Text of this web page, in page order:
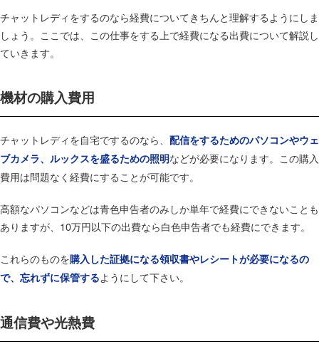
チャットレディをするのなら経費についてきちんと理解するようにしま
しょう。ここでは、この仕事をする上で経費になる出費について解説し
ていきます。
機材の購入費用
チャットレディを自宅でするのなら、 配信をするためのパソコンやウェ
ブカメラ、ルックスを盛るための照明などが必要になります。この購入
費用は問題なく経費にすることが可能です。
高額なパソコンなどは青色申告者のみしか単年で経費にできないことも
ありますが、10万円以下の出費なら白色申告者でも経費にできます。
これらのものを購入した証拠になる領収書やレシートが必要になるの
で、忘れずに保管するようにして下さい。
通信費や光熱費